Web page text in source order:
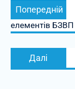
записів
Попередній
елементів БЗВП
Далі